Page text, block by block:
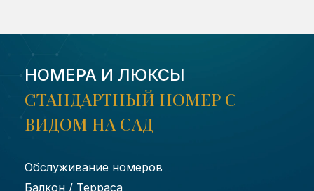
НОМЕРА И ЛЮКСЫ
СТАНДАРТНЫЙ НОМЕР С
ВИДОМ НА САД
Обслуживание номеров
Балкон / Терраса